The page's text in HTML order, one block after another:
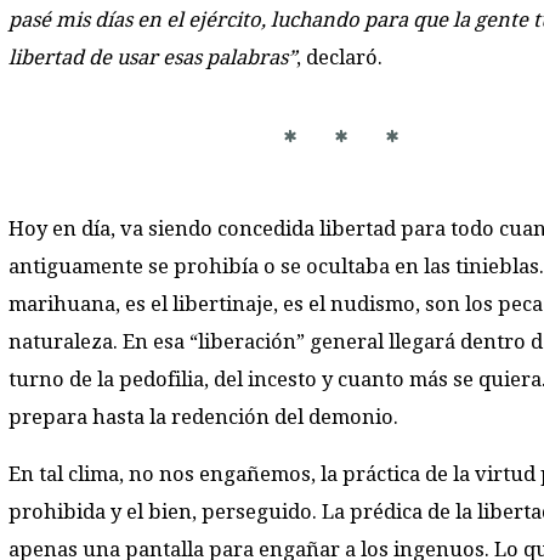
pasé mis días en el ejército, luchando para que la gente
libertad de usar esas palabras”, declaró.
* * *
Hoy en día, va siendo concedida libertad para todo
antiguamente se prohibía o se ocultaba en las tinieblas.
marihuana, es el libertinaje, es el nudismo, son los
naturaleza. En esa “liberación” general llegará dentro
turno de la pedofilia, del incesto y cuanto más se quiera.
prepara hasta la redención del demonio.
En tal clima, no nos engañemos, la práctica de la virtud
prohibida y el bien, perseguido. La prédica de la
apenas una pantalla para engañar a los ingenuos. Lo